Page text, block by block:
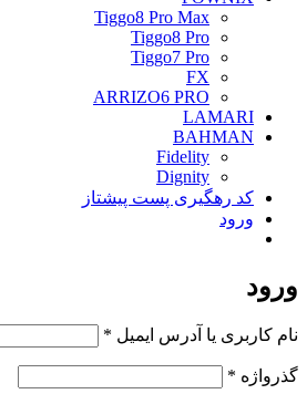
Tiggo8 Pro Max
Tiggo8 Pro
Tiggo7 Pro
FX
ARRIZO6 PRO
LAMARI
BAHMAN
Fidelity
Dignity
کد رهگیری پست پیشتاز
ورود
ورود
نام کاربری یا آدرس ایمیل *
گذرواژه *